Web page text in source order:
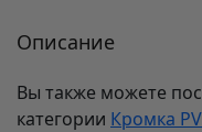
Описание
Вы также можете
категории Кромка